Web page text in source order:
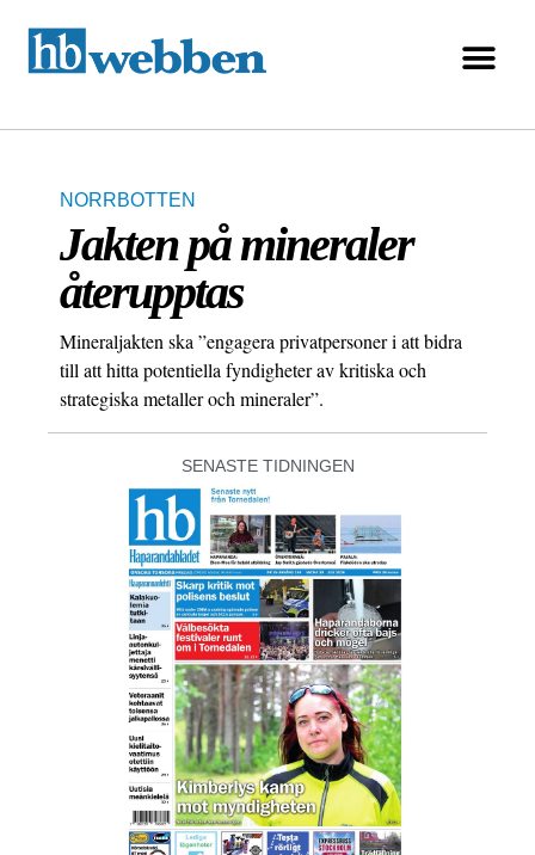
NORRBOTTEN
Jakten på mineraler
återupptas
Mineraljakten ska ”engagera privatpersoner i att bidra
till att hitta potentiella fyndigheter av kritiska och
strategiska metaller och mineraler”.
SENASTE TIDNINGEN